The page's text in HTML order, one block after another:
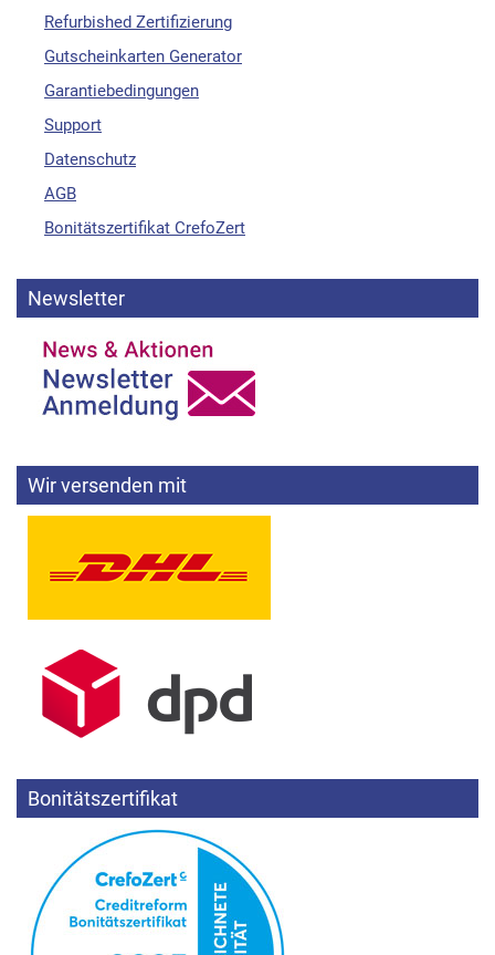
Refurbished Zertifizierung
Gutscheinkarten Generator
Garantiebedingungen
Support
Datenschutz
AGB
Bonitätszertifikat CrefoZert
Newsletter
Wir versenden mit
Bonitätszertifikat